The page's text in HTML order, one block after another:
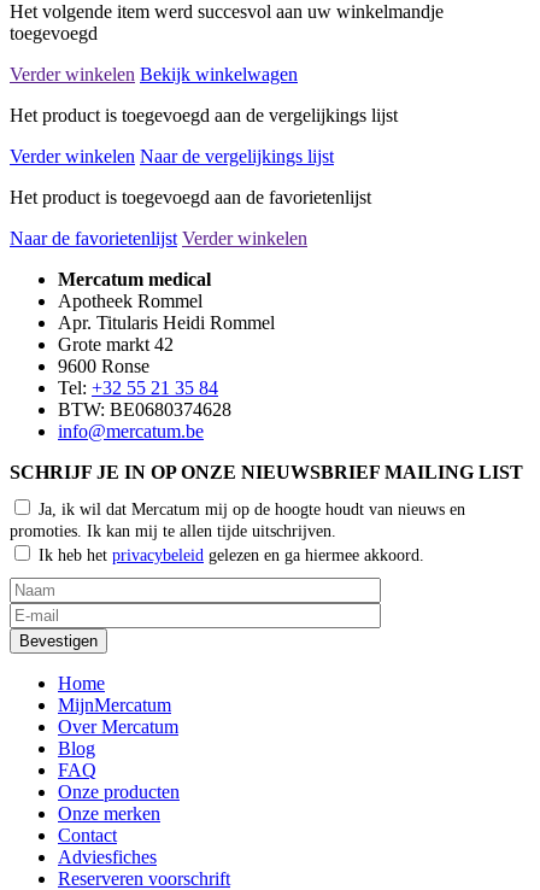
Het volgende item werd succesvol aan uw winkelmandje
toegevoegd
Verder winkelen Bekijk winkelwagen
Het product is toegevoegd aan de vergelijkings lijst
Verder winkelen Naar de vergelijkings lijst
Het product is toegevoegd aan de favorietenlijst
Naar de favorietenlijst Verder winkelen
Mercatum medical
Apotheek Rommel
Apr. Titularis Heidi Rommel
Grote markt 42
9600 Ronse
Tel: +32 55 21 35 84
BTW: BE0680374628
info@mercatum.be
SCHRIJF JE IN OP ONZE NIEUWSBRIEF MAILING LIST
Ja, ik wil dat Mercatum mij op de hoogte houdt van nieuws en
promoties. Ik kan mij te allen tijde uitschrijven.
Ik heb het privacybeleid gelezen en ga hiermee akkoord.
Home
MijnMercatum
Over Mercatum
Blog
FAQ
Onze producten
Onze merken
Contact
Adviesfiches
Reserveren voorschrift